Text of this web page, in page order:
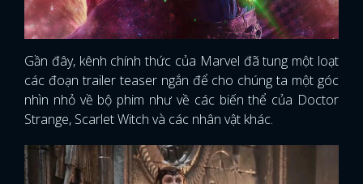
Gần đây, kênh chính thức của Marvel đã tung một loạt
các đoạn trailer teaser ngắn để cho chúng ta một góc
nhìn nhỏ về bộ phim như về các biến thể của Doctor
Strange, Scarlet Witch và các nhân vật khác.